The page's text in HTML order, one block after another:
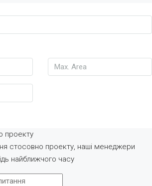
проекту
стосовно проекту, наші менеджери
найближчого часу